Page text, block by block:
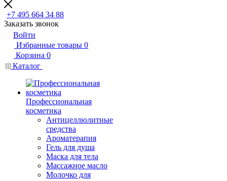
+7 495 664 34 88
Заказать звонок
Войти
Избранные товары 0
Корзина 0
Каталог
Профессиональная
косметика
Антицеллюлитные
средства
Ароматерапия
Гель для душа
Маска для тела
Массажное масло
Молочко для